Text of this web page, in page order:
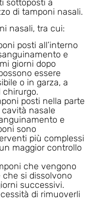
sottoposti a
di tamponi nasali.
nasali, tra cui:
posti all’interno
e
giorni dopo
essere
o in garza, a
chirurgo.
posti nella parte
nasale
e
sono
più complessi
maggior controllo
che vengono
si dissolvono
successivi.
di rimuoverli